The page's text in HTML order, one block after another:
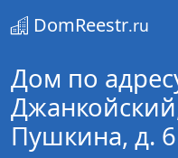
DomReestr.ru
Дом по
Пушкина, д. 6